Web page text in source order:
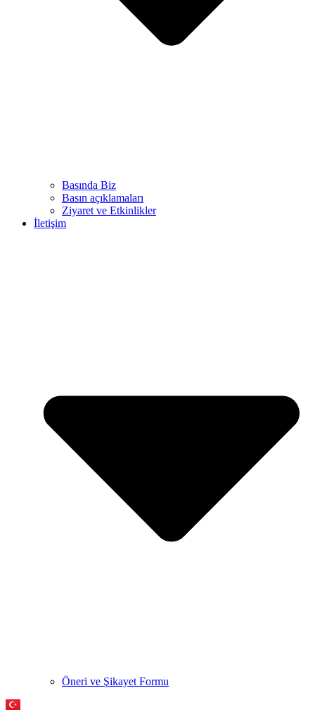
Basında Biz
Basın açıklamaları
Ziyaret ve Etkinlikler
İletişim
Öneri ve Şikayet Formu